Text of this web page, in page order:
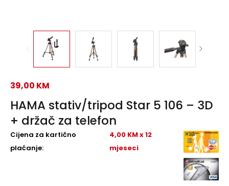
HAMA stativ/tripod Star 5 106 – 3D
+ držač za telefon
39,00 KM
Cijena za kartično
plaćanje:
4,00 KM x 12
mjeseci